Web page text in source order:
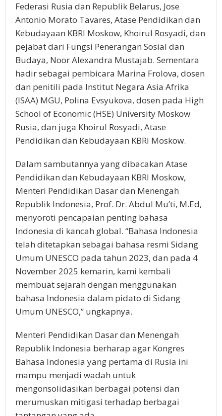
Federasi Rusia dan Republik Belarus, Jose
Antonio Morato Tavares, Atase Pendidikan dan
Kebudayaan KBRI Moskow, Khoirul Rosyadi, dan
pejabat dari Fungsi Penerangan Sosial dan
Budaya, Noor Alexandra Mustajab. Sementara
hadir sebagai pembicara Marina Frolova, dosen
dan penitili pada Institut Negara Asia Afrika
(ISAA) MGU, Polina Evsyukova, dosen pada High
School of Economic (HSE) University Moskow
Rusia, dan juga Khoirul Rosyadi, Atase
Pendidikan dan Kebudayaan KBRI Moskow.
Dalam sambutannya yang dibacakan Atase
Pendidikan dan Kebudayaan KBRI Moskow,
Menteri Pendidikan Dasar dan Menengah
Republik Indonesia, Prof. Dr. Abdul Mu’ti, M.Ed,
menyoroti pencapaian penting bahasa
Indonesia di kancah global. “Bahasa Indonesia
telah ditetapkan sebagai bahasa resmi Sidang
Umum UNESCO pada tahun 2023, dan pada 4
November 2025 kemarin, kami kembali
membuat sejarah dengan menggunakan
bahasa Indonesia dalam pidato di Sidang
Umum UNESCO,” ungkapnya.
Menteri Pendidikan Dasar dan Menengah
Republik Indonesia berharap agar Kongres
Bahasa Indonesia yang pertama di Rusia ini
mampu menjadi wadah untuk
mengonsolidasikan berbagai potensi dan
merumuskan mitigasi terhadap berbagai